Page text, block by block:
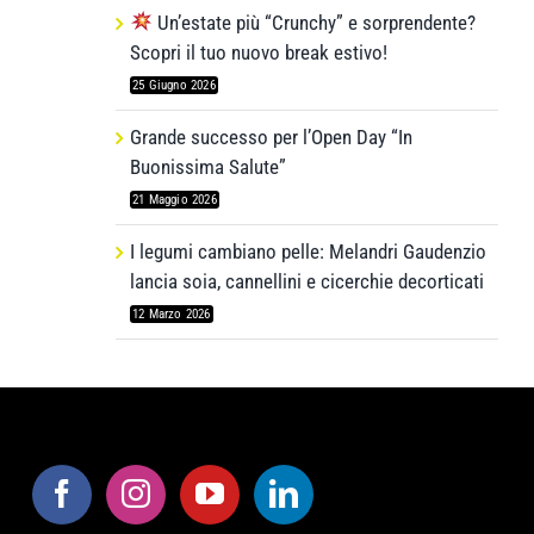
Un’estate più “Crunchy” e sorprendente?
Scopri il tuo nuovo break estivo!
25 Giugno 2026
Grande successo per l’Open Day “In
Buonissima Salute”
21 Maggio 2026
I legumi cambiano pelle: Melandri Gaudenzio
lancia soia, cannellini e cicerchie decorticati
12 Marzo 2026